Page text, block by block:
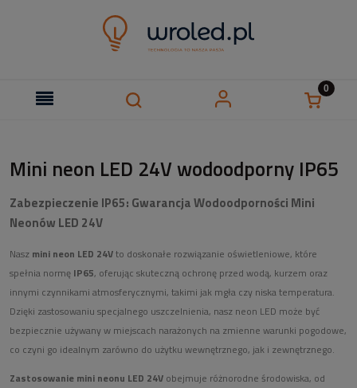
Mini neon LED 24V wodoodporny IP65
Zabezpieczenie IP65: Gwarancja Wodoodporności Mini
Neonów LED 24V
Nasz mini neon LED 24Vto doskonałe rozwiązanie oświetleniowe, które
spełnia normę IP65, oferując skuteczną ochronę przed wodą, kurzem oraz
innymi czynnikami atmosferycznymi, takimi jak mgła czy niska temperatura.
Dzięki zastosowaniu specjalnego uszczelnienia, nasz neon LED może być
bezpiecznie używany w miejscach narażonych na zmienne warunki pogodowe,
co czyni go idealnym zarówno do użytku wewnętrznego, jak i zewnętrznego.
Zastosowanie mini neonu LED 24V obejmuje różnorodne środowiska, od